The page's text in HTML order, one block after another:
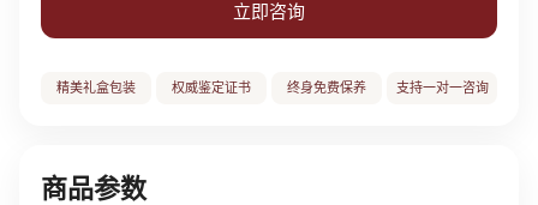
立即咨询
精美礼盒包装 权威鉴定证书 终身免费保养 支持一对一咨询
商品参数